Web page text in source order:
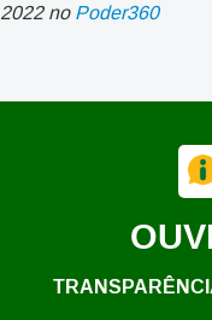
2022 no Poder360